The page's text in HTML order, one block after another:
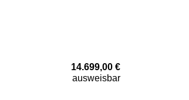
14.699,00 €
ausweisbar